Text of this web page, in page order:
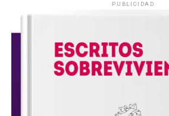
PUBLICIDAD